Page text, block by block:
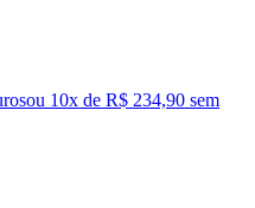
ou 10x de R$ 234,90 sem